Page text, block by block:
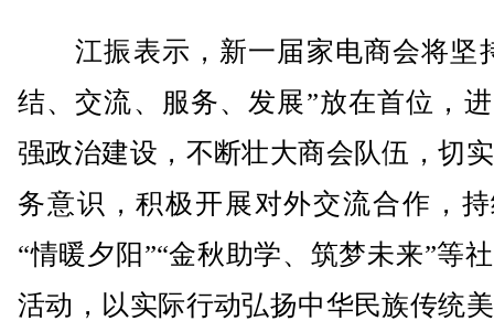
江振表示，新一届家电商会将坚
结、交流、服务、发展”放在首位，
强政治建设，不断壮大商会队伍，切
务意识，积极开展对外交流合作，
“情暖夕阳”“金秋助学、筑梦未来”等
活动，以实际行动弘扬中华民族传统